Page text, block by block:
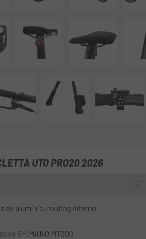
UTO PRO20 2026
de aluminio, routing interno
SHIMANO MT200